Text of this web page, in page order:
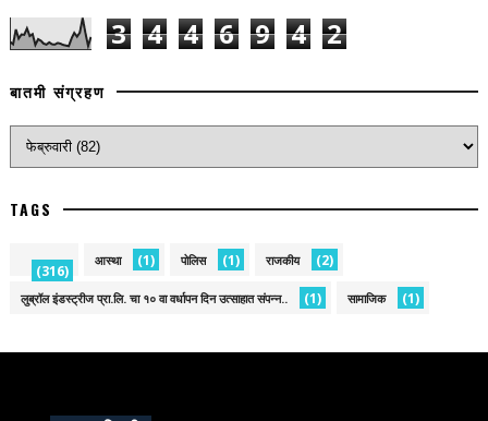
3 4 4 6 9 4 2
बातमी संग्रहण
TAGS
(316)
आस्था (1) पोलिस (1) राजकीय (2)
लुब्रॉल इंडस्ट्रीज प्रा.लि. चा १० वा वर्धापन दिन उत्साहात संपन्न.. (1) सामाजिक (1)